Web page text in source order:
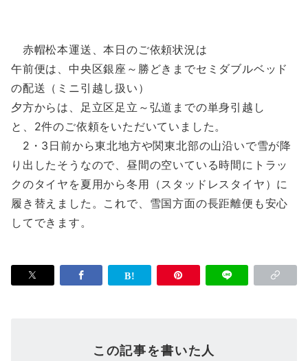
赤帽松本運送、本日のご依頼状況は
午前便は、中央区銀座～勝どきまでセミダブルベッド
の配送（ミニ引越し扱い）
夕方からは、足立区足立～弘道までの単身引越し
と、2件のご依頼をいただいていました。
2・3日前から東北地方や関東北部の山沿いで雪が降
り出したそうなので、昼間の空いている時間にトラッ
クのタイヤを夏用から冬用（スタッドレスタイヤ）に
履き替えました。これで、雪国方面の長距離便も安心
してできます。
この記事を書いた人